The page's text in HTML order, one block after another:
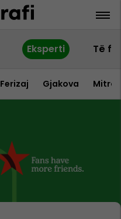
Eksperti Të
Ferizaj Gjakova